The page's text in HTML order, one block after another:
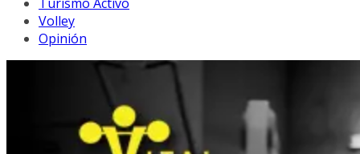
Volley
Opinión